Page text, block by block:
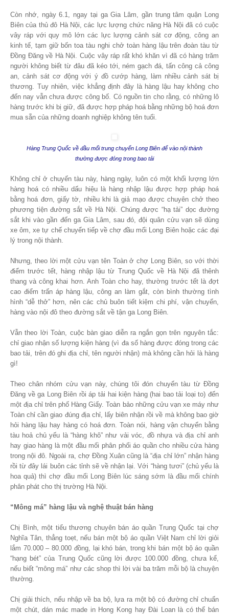
Còn nhớ, ngày 6.1, ngay tại ga Gia Lâm, gần trung tâm quận Long
Biên của thủ đô Hà Nội, các lực lượng chức năng Hà Nội đã có cuộc
vây ráp với quy mô lớn các lực lượng cảnh sát cơ động, công an
kinh tế, tạm giữ bốntoa tàu nghi chở toàn hàng lậu trên đoàn tàu từ
Đồng Đăng về Hà Nội. Cuộc vây ráp rất khó khăn vì đã có hàng trăm
người không biết từ đâu đã kéo tới, ném gạch đá, tấn công cả công
an, cảnh sát cơ động với ý đồ cướp hàng, làm nhiều cảnh sát bị
thương. Tuy nhiên, việc khẳng định đây là hàng lậu hay không cho
đến nay vẫn chưa được công bố. Có nguồn tin cho rằng, có những lô
hàng trước khi bị giữ, đã được hợp pháp hoá bằng những bộ hoá đơn
mua sẵn của những doanh nghiệp không tên tuổi.
Hàng Trung Quốc về đầu mối trung chuyển Long Biên để vào nội thành
thường được đóng trong bao tải
Không chỉ ở chuyến tàu này, hàng ngày, luôn có một khối lượng lớn
hàng hoá có nhiều dấu hiệu là hàng nhập lậu được hợp pháp hoá
bằng hoá đơn, giấy tờ, nhiều khi là giả mạo được chuyên chở theo
phương tiện đường sắt về Hà Nội. Chúng được “hạ tải” dọc đường
sắt khi vào gần đến ga Gia Lâm, sau đó, đội quân cửu vạn sẽ dùng
xe ôm, xe tự chế chuyển tiếp về chợ đầu mối Long Biên hoặc các đại
lý trong nội thành.
Nhưng, theo lời một cửu vạn tên Toàn ở chợ Long Biên, so với thời
điểm trước tết, hàng nhập lậu từ Trung Quốc về Hà Nội đã thênh
thang và công khai hơn. Anh Toàn cho hay, thường trước tết là đợt
cao điểm trấn áp hàng lậu, công an làm gắt, còn bình thường tình
hình “dễ thở” hơn, nên các chủ buôn tiết kiệm chi phí, vận chuyển,
hàng vào nội đô theo đường sắt về tận ga Long Biên.
Vẫn theo lời Toàn, cuộc bàn giao diễn ra ngắn gọn trên nguyên tắc:
chỉ giao nhận số lượng kiện hàng (vì đa số hàng được đóng trong các
bao tải, trên đó ghi địa chỉ, tên người nhận) mà không cần hỏi là hàng
gì!
Theo chân nhóm cửu vạn này, chúng tôi đón chuyến tàu từ Đồng
Đăng về ga Long Biên rồi áp tải hai kiện hàng (hai bao tải loại to) đến
một địa chỉ trên phố Hàng Giấy. Toàn bảo những cửu vạn xe máy như
Toàn chỉ cần giao đúng địa chỉ, lấy biên nhận rồi về mà không bao giờ
hỏi hàng lậu hay hàng có hoá đơn. Toàn nói, hàng vận chuyển bằng
tàu hoả chủ yếu là “hàng khô” như vải vóc, đồ nhựa và địa chỉ anh
hay giao hàng là một đầu mối phân phối áo quần cho nhiều cửa hàng
trong nội đô. Ngoài ra, chợ Đồng Xuân cũng là “địa chỉ lớn” nhận hàng
rồi từ đây lái buôn các tỉnh sẽ về nhận lại. Với “hàng tươi” (chủ yếu là
hoa quả) thì chợ đầu mối Long Biên lúc sáng sớm là đầu mối chính
phân phát cho thị trường Hà Nội.
“Mông má” hàng lậu và nghệ thuật bán hàng
Chị Bình, một tiểu thương chuyên bán áo quần Trung Quốc tại chợ
Nghĩa Tân, thẳng toẹt, nếu bán một bộ áo quần Việt Nam chỉ lời giỏi
lắm 70.000 – 80.000 đồng, lại khó bán, trong khi bán một bộ áo quần
“hạng bét” của Trung Quốc cũng lời được 100.000 đồng, chưa kể,
nếu biết “mông má” như các shop thì lời vài ba trăm mỗi bộ là chuyện
thường.
Chị giải thích, nếu nhập về ba bộ, lựa ra một bộ có đường chỉ chuẩn
một chút, dán mác made in Hong Kong hay Đài Loan là có thể bán